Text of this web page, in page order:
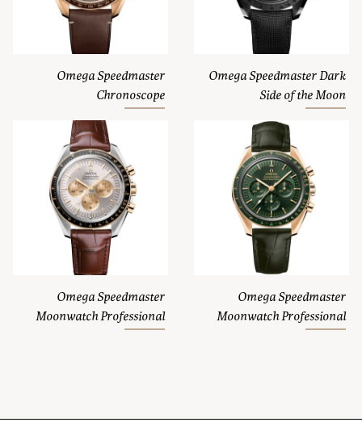
Omega Speedmaster
Chronoscope
Omega Speedmaster Dark
Side of the Moon
Omega Speedmaster
Moonwatch Professional
Omega Speedmaster
Moonwatch Professional